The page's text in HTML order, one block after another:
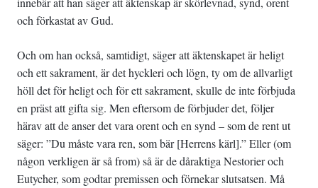
och förkastat av Gud.
Och om han också, samtidigt, säger att äktenskapet är heligt
och ett sakrament, är det hyckleri och lögn, ty om de allvarligt
höll det för heligt och för ett sakrament, skulle de inte förbjuda
en präst att gifta sig. Men eftersom de förbjuder det, följer
härav att de anser det vara orent och en synd – som de rent ut
säger: ”Du måste vara ren, som bär [Herrens kärl].” Eller (om
någon verkligen är så from) så är de dåraktiga Nestorier och
Eutycher, som godtar premissen och förnekar slutsatsen. Må